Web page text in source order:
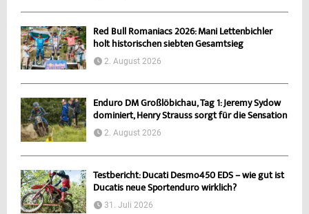
Red Bull Romaniacs 2026: Mani Lettenbichler
holt historischen siebten Gesamtsieg
2. August 2026
Enduro DM Großlöbichau, Tag 1: Jeremy Sydow
dominiert, Henry Strauss sorgt für die Sensation
2. August 2026
Testbericht: Ducati Desmo450 EDS – wie gut ist
Ducatis neue Sportenduro wirklich?
31. Juli 2026